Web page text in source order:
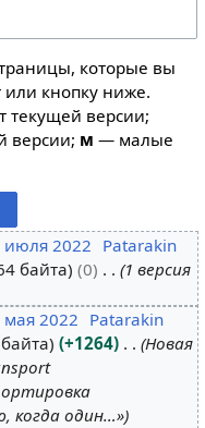
которые вы
или кнопку ниже.
текущей версии;
версии; м — малые
июля 2022 Patarakin
байта 0
1 версия
мая 2022
Patarakin
+1264
Новая
когда один…»